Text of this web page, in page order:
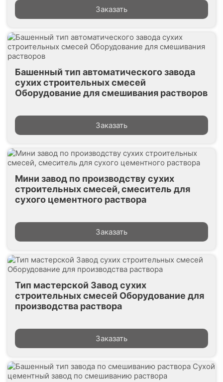
Заказать
Башенный тип автоматического завода
сухих строительных смесей
Оборудование для смешивания растворов
Заказать
Мини завод по производству сухих
строительных смесей, смеситель для
сухого цементного раствора
Заказать
Тип мастерской Завод сухих
строительных смесей Оборудование для
производства раствора
Заказать